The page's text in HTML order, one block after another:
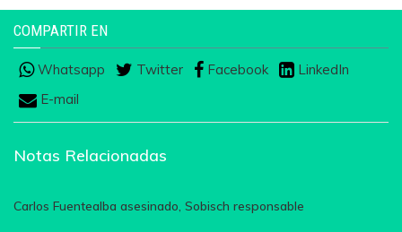
COMPARTIR EN
Whatsapp Twitter Facebook
LinkedIn
E-mail
Notas Relacionadas
Carlos Fuentealba asesinado, Sobisch responsable